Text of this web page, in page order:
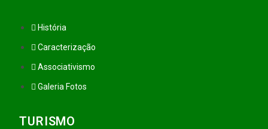
História
Caracterização
Associativismo
Galeria Fotos
TURISMO